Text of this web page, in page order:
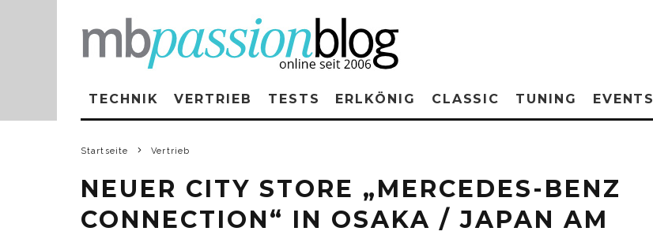
TECHNIK VERTRIEB TESTS ERLKÖNIG CLASSIC TUNING EVENTS
Startseite Vertrieb
NEUER CITY STORE „MERCEDES-BENZ
CONNECTION“ IN OSAKA / JAPAN AM